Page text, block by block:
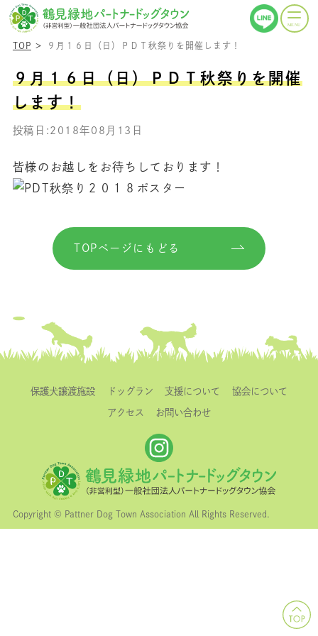
TOP ９月１６日（日）ＰＤＴ秋祭りを開催します！
９月１６日（日）ＰＤＴ秋祭りを開催
します！
投稿日:2018年08月13日
皆様のお越しをお待ちしております！
TOPページにもどる
保護犬譲渡施設 ドッグラン 支援について 協会について
アクセス お問い合わせ
Copyright © Pattner Dog Town Association All Rights Reserved.